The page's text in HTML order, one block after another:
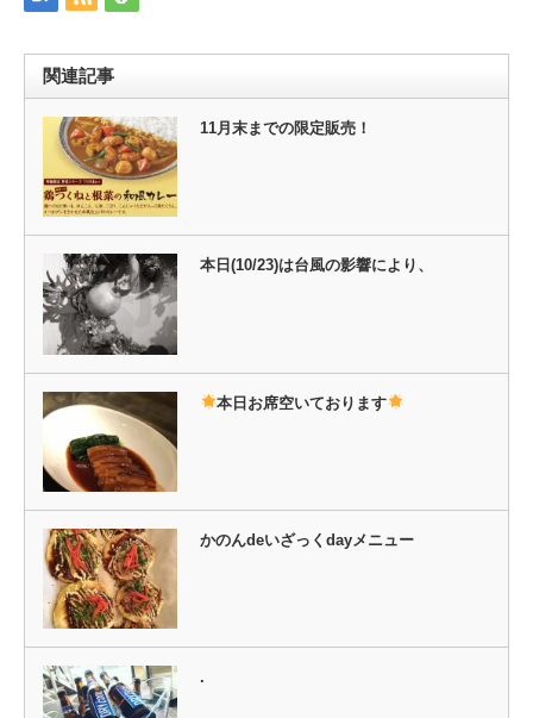
ウ
ド
ウ
で
開
き
ま
す)
て
さ
し
い
ウ
ィ
ン
ド
ウ
で
開
ま
す)
関連記事
11月末までの限定販売！
本日(10/23)は台風の影響により、
本日お席空いております
かのんdeいざっくdayメニュー
.